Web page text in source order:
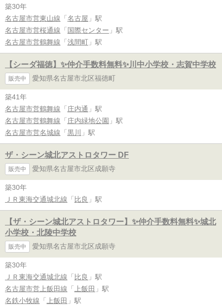
築30年
名古屋市営東山線 「 名古屋 」駅
名古屋市営桜通線 「 国際センター 」駅
名古屋市営鶴舞線 「 浅間町 」駅
【シーダ福徳】✨️仲介手数料無料✨️川中小学校・志賀中学校
販売中 愛知県名古屋市北区福徳町
築41年
名古屋市営鶴舞線 「 庄内通 」駅
名古屋市営鶴舞線 「 庄内緑地公園 」駅
名古屋市営名城線 「 黒川 」駅
ザ・シーン城北アストロタワー DF
販売中 愛知県名古屋市北区成願寺
築30年
ＪＲ東海交通城北線 「 比良 」駅
【ザ・シーン城北アストロタワー】✨️仲介手数料無料✨️城北
小学校・北陵中学校
販売中 愛知県名古屋市北区成願寺
築30年
ＪＲ東海交通城北線 「 比良 」駅
名古屋市営上飯田線 「 上飯田 」駅
名鉄小牧線 「 上飯田 」駅